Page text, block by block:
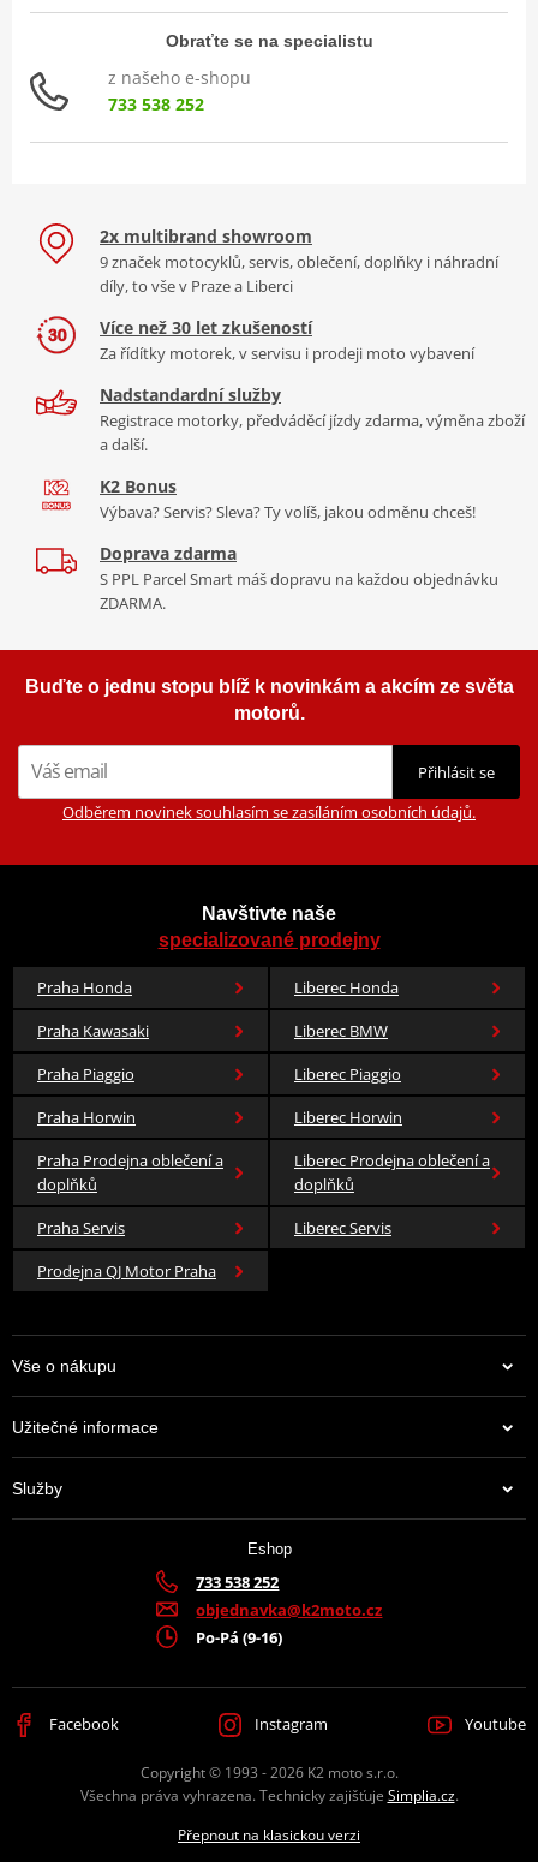
Obraťte se na specialistu
z našeho e-shopu
733 538 252
2x multibrand showroom
9 značek motocyklů, servis, oblečení, doplňky i náhradní
díly, to vše v Praze a Liberci
Více než 30 let zkušeností
Za řídítky motorek, v servisu i prodeji moto vybavení
Nadstandardní služby
Registrace motorky, předváděcí jízdy zdarma, výměna zboží
a další.
K2 Bonus
Výbava? Servis? Sleva? Ty volíš, jakou odměnu chceš!
Doprava zdarma
S PPL Parcel Smart máš dopravu na každou objednávku
ZDARMA.
Buďte o jednu stopu blíž k novinkám a akcím ze světa
motorů.
Přihlásit se
Odběrem novinek souhlasím se zasíláním osobních údajů.
Navštivte naše
specializované prodejny
Praha Honda
Liberec Honda
Praha Kawasaki
Liberec BMW
Praha Piaggio
Liberec Piaggio
Praha Horwin
Liberec Horwin
Praha Prodejna oblečení a
doplňků
Liberec Prodejna oblečení a
doplňků
Praha Servis
Liberec Servis
Prodejna QJ Motor Praha
Vše o nákupu
Užitečné informace
Služby
Eshop
733 538 252
objednavka@k2moto.cz
Po-Pá (9-16)
Facebook Instagram Youtube
Copyright © 1993 - 2026 K2 moto s.r.o.
Všechna práva vyhrazena. Technicky zajišťuje Simplia.cz.
Přepnout na klasickou verzi